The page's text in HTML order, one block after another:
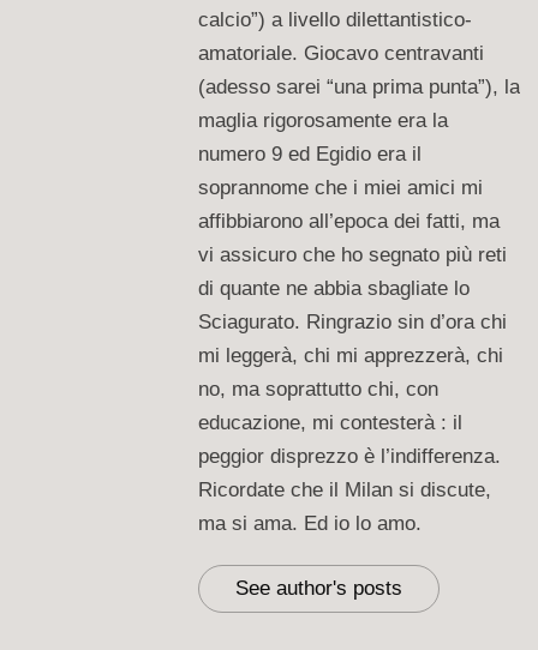
calcio”) a livello dilettantistico-
amatoriale. Giocavo centravanti
(adesso sarei “una prima punta”), la
maglia rigorosamente era la
numero 9 ed Egidio era il
soprannome che i miei amici mi
affibbiarono all’epoca dei fatti, ma
vi assicuro che ho segnato più reti
di quante ne abbia sbagliate lo
Sciagurato. Ringrazio sin d’ora chi
mi leggerà, chi mi apprezzerà, chi
no, ma soprattutto chi, con
educazione, mi contesterà : il
peggior disprezzo è l’indifferenza.
Ricordate che il Milan si discute,
ma si ama. Ed io lo amo.
See author's posts